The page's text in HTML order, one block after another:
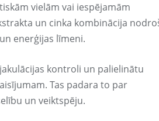
vielām vai iespējamām
un cinka kombinācija
enerģijas līmeni.
kontroli un palielinātu
Tas padara to par
un veiktspēju.